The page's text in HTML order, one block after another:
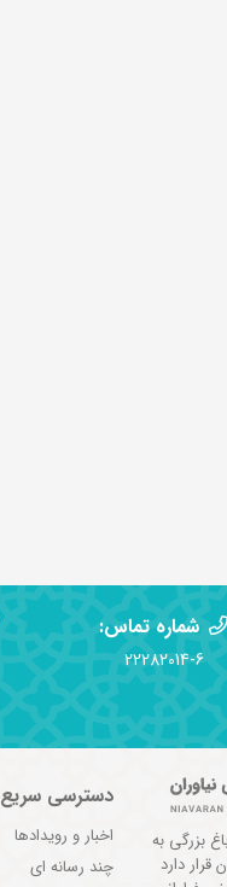
شماره تماس:
22282014-6
بزرگی به
قرار دارد
دسترسی سریع
اخبار و رویدادها
چند رسانه ای